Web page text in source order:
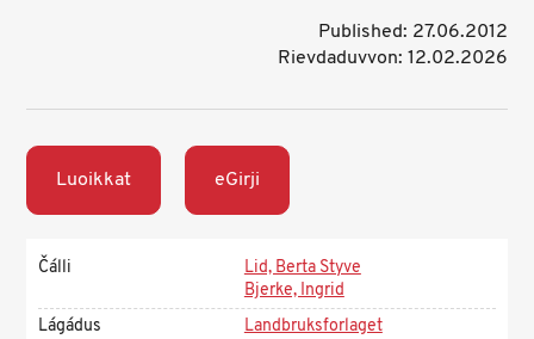
Published: 27.06.2012
Rievdaduvvon: 12.02.2026
Luoikkat eGirji
Čálli
Lid, Berta Styve
Bjerke, Ingrid
Lágádus
Landbruksforlaget